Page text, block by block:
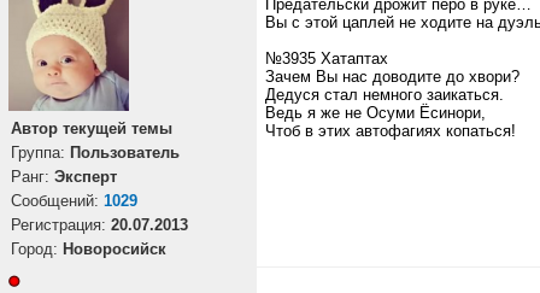
Автор текущей темы
Группа: Пользователь
Ранг: Эксперт
Cообщений: 1029
Регистрация: 20.07.2013
Город: Новоросийск
Предательски дрожит перо в руке…
Вы с этой цаплей не ходите на
№3935 Хатаптах
Зачем Вы нас доводите до хвори?
Дедуся стал немного заикаться.
Ведь я же не Осуми Ёсинори,
Чтоб в этих автофагиях копаться!